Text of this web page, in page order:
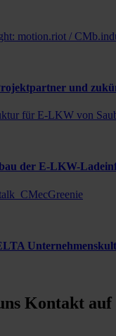
und
der E-LKW-
Kontakt auf